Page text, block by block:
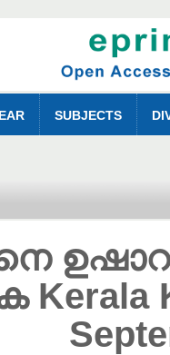
SUBJECTS
Kerala